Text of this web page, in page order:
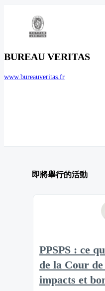
BUREAU VERITAS
www.bureauveritas.fr
即將舉行的活動
PPSPS : ce
de la Cour de
impacts et